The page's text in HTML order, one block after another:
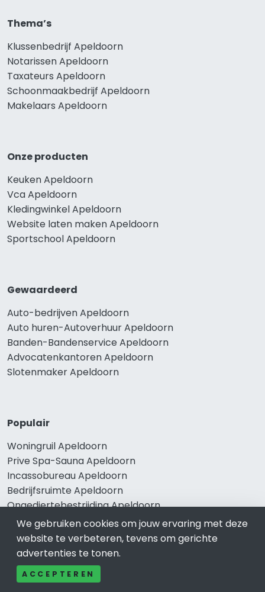
Thema’s
Klussenbedrijf Apeldoorn
Notarissen Apeldoorn
Taxateurs Apeldoorn
Schoonmaakbedrijf Apeldoorn
Makelaars Apeldoorn
Onze producten
Keuken Apeldoorn
Vca Apeldoorn
Kledingwinkel Apeldoorn
Website laten maken Apeldoorn
Sportschool Apeldoorn
Gewaardeerd
Auto-bedrijven Apeldoorn
Auto huren-Autoverhuur Apeldoorn
Banden-Bandenservice Apeldoorn
Advocatenkantoren Apeldoorn
Slotenmaker Apeldoorn
Populair
Woningruil Apeldoorn
Prive Spa-Sauna Apeldoorn
Incassobureau Apeldoorn
Bedrijfsruimte Apeldoorn
Ongediertebestrijding Apeldoorn
We gebruiken cookies om jouw ervaring met deze
website te verbeteren, tevens om gerichte
advertenties te tonen.
ACCEPTEREN